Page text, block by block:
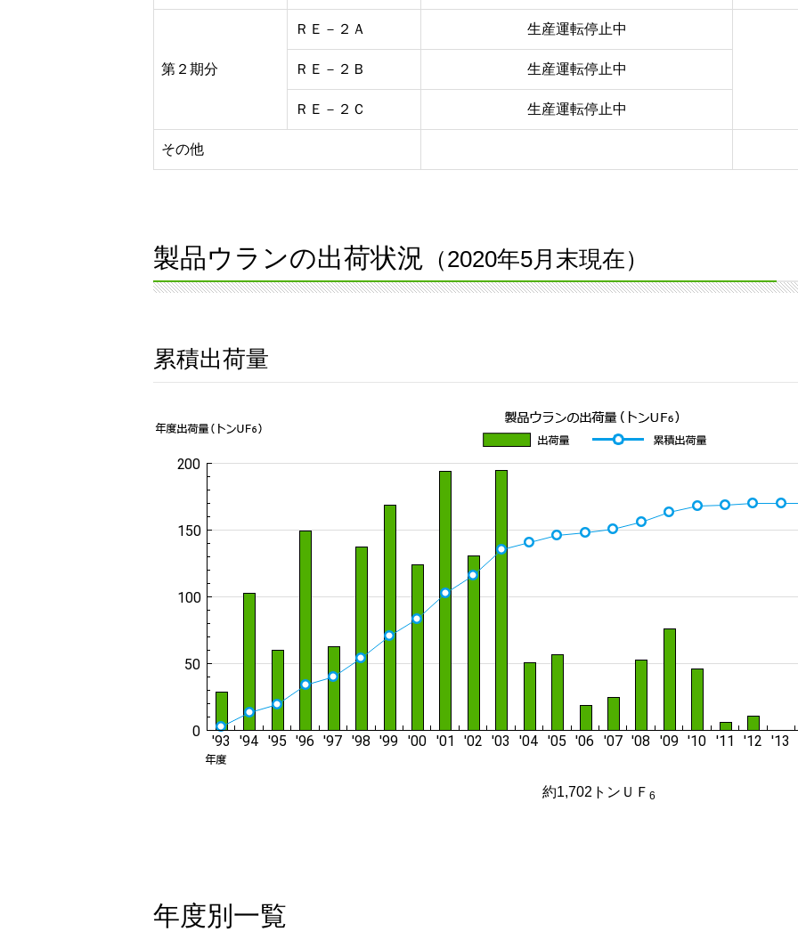
第２期分
ＲＥ－２Ａ 生産運転停止中
ＲＥ－２Ｂ 生産運転停止中
ＲＥ－２Ｃ 生産運転停止中
その他
製品ウランの出荷状況 （2020年5月末現在）
累積出荷量
約1,702トンＵＦ 6
年度別一覧